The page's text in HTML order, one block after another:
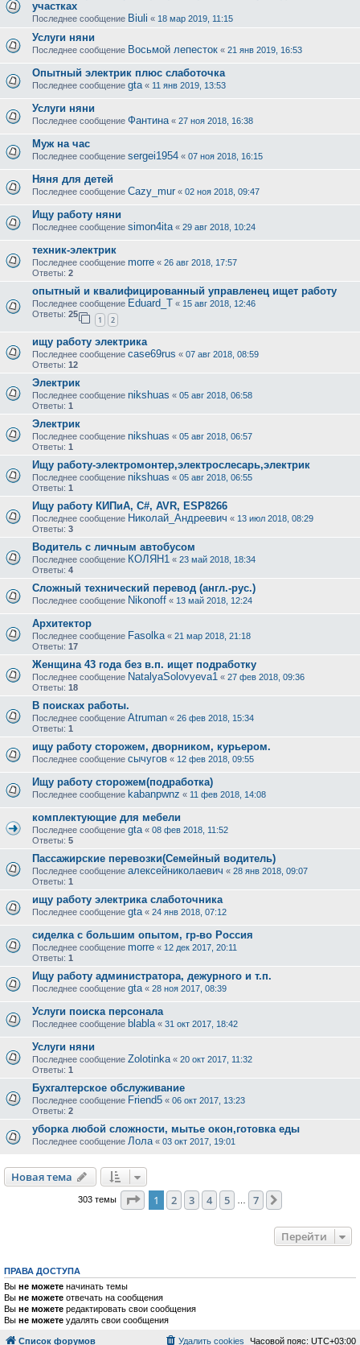
участках
Последнее сообщение Biuli « 18 мар 2019, 11:15
Услуги няни
Последнее сообщение Восьмой лепесток « 21 янв 2019, 16:53
Опытный электрик плюс слаботочка
Последнее сообщение gta « 11 янв 2019, 13:53
Услуги няни
Последнее сообщение Фантина « 27 ноя 2018, 16:38
Муж на час
Последнее сообщение sergei1954 « 07 ноя 2018, 16:15
Няня для детей
Последнее сообщение Cazy_mur « 02 ноя 2018, 09:47
Ищу работу няни
Последнее сообщение simon4ita « 29 авг 2018, 10:24
техник-электрик
Последнее сообщение morre « 26 авг 2018, 17:57
Ответы: 2
опытный и квалифицированный управленец ищет работу
Последнее сообщение Eduard_T « 15 авг 2018, 12:46
Ответы: 25
1 2
ищу работу электрика
Последнее сообщение case69rus « 07 авг 2018, 08:59
Ответы: 12
Электрик
Последнее сообщение nikshuas « 05 авг 2018, 06:58
Ответы: 1
Электрик
Последнее сообщение nikshuas « 05 авг 2018, 06:57
Ответы: 1
Ищу работу-электромонтер,электрослесарь,электрик
Последнее сообщение nikshuas « 05 авг 2018, 06:55
Ответы: 1
Ищу работу КИПиА, C#, AVR, ESP8266
Последнее сообщение Николай_Андреевич « 13 июл 2018, 08:29
Ответы: 3
Водитель с личным автобусом
Последнее сообщение КОЛЯН1 « 23 май 2018, 18:34
Ответы: 4
Сложный технический перевод (англ.-рус.)
Последнее сообщение Nikonoff « 13 май 2018, 12:24
Архитектор
Последнее сообщение Fasolka « 21 мар 2018, 21:18
Ответы: 17
Женщина 43 года без в.п. ищет подработку
Последнее сообщение NatalyaSolovyeva1 « 27 фев 2018, 09:36
Ответы: 18
В поисках работы.
Последнее сообщение Atruman « 26 фев 2018, 15:34
Ответы: 1
ищу работу сторожем, дворником, курьером.
Последнее сообщение сычугов « 12 фев 2018, 09:55
Ищу работу сторожем(подработка)
Последнее сообщение kabanpwnz « 11 фев 2018, 14:08
комплектующие для мебели
Последнее сообщение gta « 08 фев 2018, 11:52
Ответы: 5
Пассажирские перевозки(Семейный водитель)
Последнее сообщение алексейниколаевич « 28 янв 2018, 09:07
Ответы: 1
ищу работу электрика слаботочника
Последнее сообщение gta « 24 янв 2018, 07:12
сиделка с большим опытом, гр-во Россия
Последнее сообщение morre « 12 дек 2017, 20:11
Ответы: 1
Ищу работу администратора, дежурного и т.п.
Последнее сообщение gta « 28 ноя 2017, 08:39
Услуги поиска персонала
Последнее сообщение blabla « 31 окт 2017, 18:42
Услуги няни
Последнее сообщение Zolotinka « 20 окт 2017, 11:32
Ответы: 1
Бухгалтерское обслуживание
Последнее сообщение Friend5 « 06 окт 2017, 13:23
Ответы: 2
уборка любой сложности, мытье окон,готовка еды
Последнее сообщение Лола « 03 окт 2017, 19:01
Новая тема
303 темы Страница из
1 2 3 4 5 7
Перейти
ПРАВА ДОСТУПА
Вы не можете начинать темы
Вы не можете отвечать на сообщения
Вы не можете редактировать свои сообщения
Вы не можете удалять свои сообщения
Список форумов Часовой пояс: UTC+03:00
Удалить cookies